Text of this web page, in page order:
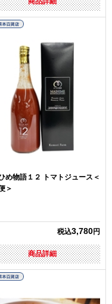
め物語１２ トマトジュース＜
＞
税込3,780円
商品詳細